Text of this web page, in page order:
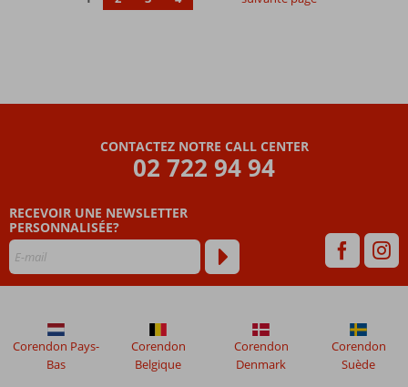
spacieuses
au bord de
est
possible
CONTACTEZ NOTRE CALL CENTER
02 722 94 94
RECEVOIR UNE NEWSLETTER
PERSONNALISÉE?
Corendon Pays-
Bas
Corendon
Belgique
Corendon
Denmark
Corendon
Suède